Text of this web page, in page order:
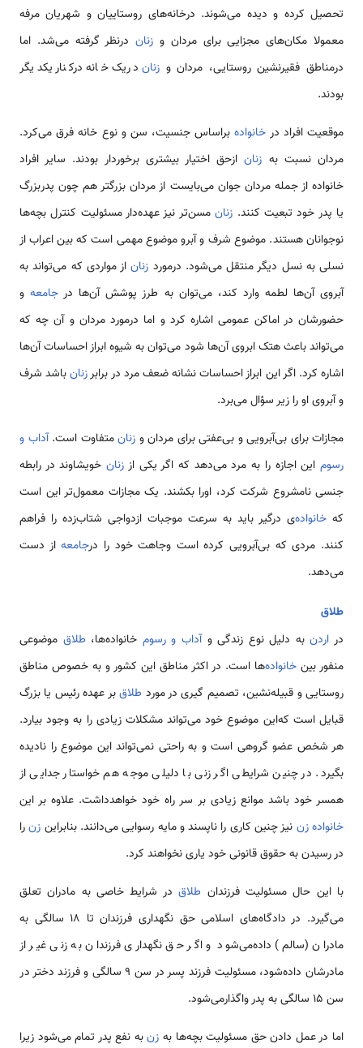
تحصیل کرده و دیده می‌شوند. درخانه‌های روستاییان و شهریان مرفه
معمولا مکان‌های مجزایی برای مردان و زناندرنظر گرفته می‌شد. اما
درمناطق فقیرنشین روستایی، مردان و زناندریک خانه درکنار یکدیگر
بودند.
موقعیت افراد در خانوادهبراساس جنسیت، سن و نوع خانه فرق می‌کرد.
مردان نسبت به زنانازحق اختیار بیشتری برخوردار بودند. سایر افراد
خانواده از جمله مردان جوان می‌بایست از مردان بزرگتر هم چون پدربزرگ
یا پدر خود تبعیت کنند. زنانمسن‌تر نیز عهده‌دار مسئولیت کنترل بچه‌ها
نوجوانان هستند. موضوع شرف و آبرو موضوع مهمی‌ است که بین اعراب از
نسلی به نسل دیگر منتقل می‌شود. درمورد زناناز مواردی که می‌تواند به
آبروی آن‌ها لطمه وارد کند، می‌توان به طرز پوشش آن‌ها در جامعهو
حضورشان در اماکن عمومی‌ اشاره کرد و اما درمورد مردان و آن چه که
می‌تواند باعث هتک ابروی آن‌ها شود می‌توان به شیوه ابراز احساسات آن‌ها
اشاره کرد. اگر این ابراز احساسات نشانه ضعف مرد در برابرزنانباشد شرف
و آبروی او را زیر سؤال می‌برد.
مجازات برای بی‌آبرویی و بی‌عفتی برای مردان و زنانمتفاوت است.آداب و
رسوماین اجازه را به مرد می‌دهد که اگر یکی از زنانخویشاوند در رابطه
جنسی نامشروع شرکت کرد، اورا بکشند. یک مجازات معمول‌تر این است
که خانواده‌‌ی درگیر باید به سرعت موجبات ازدواجی شتاب‌زده را فراهم
کنند. مردی که بی‌آبرویی کرده است وجاهت خود را درجامعهاز دست
می‌دهد.
طلاق
در اردنبه دلیل نوع زندگی وآداب و رسوم خانواده‌ها،طلاق موضوعی
منفور بین خانواده‌ها است. در اکثر مناطق این کشور و به خصوص مناطق
روستایی و قبیله‌نشین، تصمیم گیری در مورد طلاقبر عهده رئیس یا بزرگ
قبایل است که‌این موضوع خود می‌تواند مشکلات زیادی را به وجود بیارد.
هر شخص عضو گروهی است و به راحتی نمی‌تواند این موضوع را نادیده
بگیرد. در چنین شرایطی اگر زنی با دلیلی موجه هم خواستار جدایی از
همسر خود باشد موانع زیادی بر سر راه خود خواهد‌داشت. علاوه بر این
خانوادهزن نیز چنین کاری را ناپسند و مایه رسوایی می‌دانند. بنابراین زنرا
در رسیدن به حقوق قانونی خود یاری نخواهند کرد.
با این حال مسئولیت فرزندان طلاقدر شرایط خاصی به مادران تعلق
می‌گیرد. در دادگاه‌های اسلامی‌ حق نگهداری فرزندان تا 18 سالگی به
مادران (سالم) داده‌می‌شود و اگر حق نگهداری فرزندان به زنی غیر از
مادرشان داده‌شود، مسئولیت فرزند پسر در سن 9 سالگی و فرزند دختر در
سن 15 سالگی به پدر واگذار‌می‌شود.
اما در عمل دادن حق مسئولیت بچه‌ها به زنبه نفع پدر تمام می‌شود زیرا